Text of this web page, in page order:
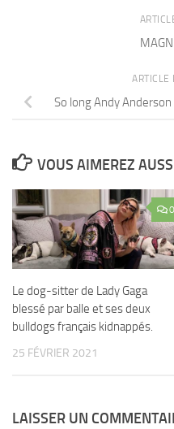
ARTICLE
So long Andy
VOUS AIMEREZ
0
Le dog-sitter de Lady Gaga
blessé par balle et ses deux
bulldogs français kidnappés.
25 FÉVRIER 2021
LAISSER UN